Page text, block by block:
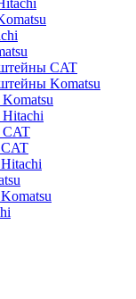
CAT
Komatsu
CAT